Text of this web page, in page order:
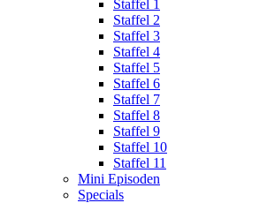
Staffel 1
Staffel 2
Staffel 3
Staffel 4
Staffel 5
Staffel 6
Staffel 7
Staffel 8
Staffel 9
Staffel 10
Staffel 11
Mini Episoden
Specials